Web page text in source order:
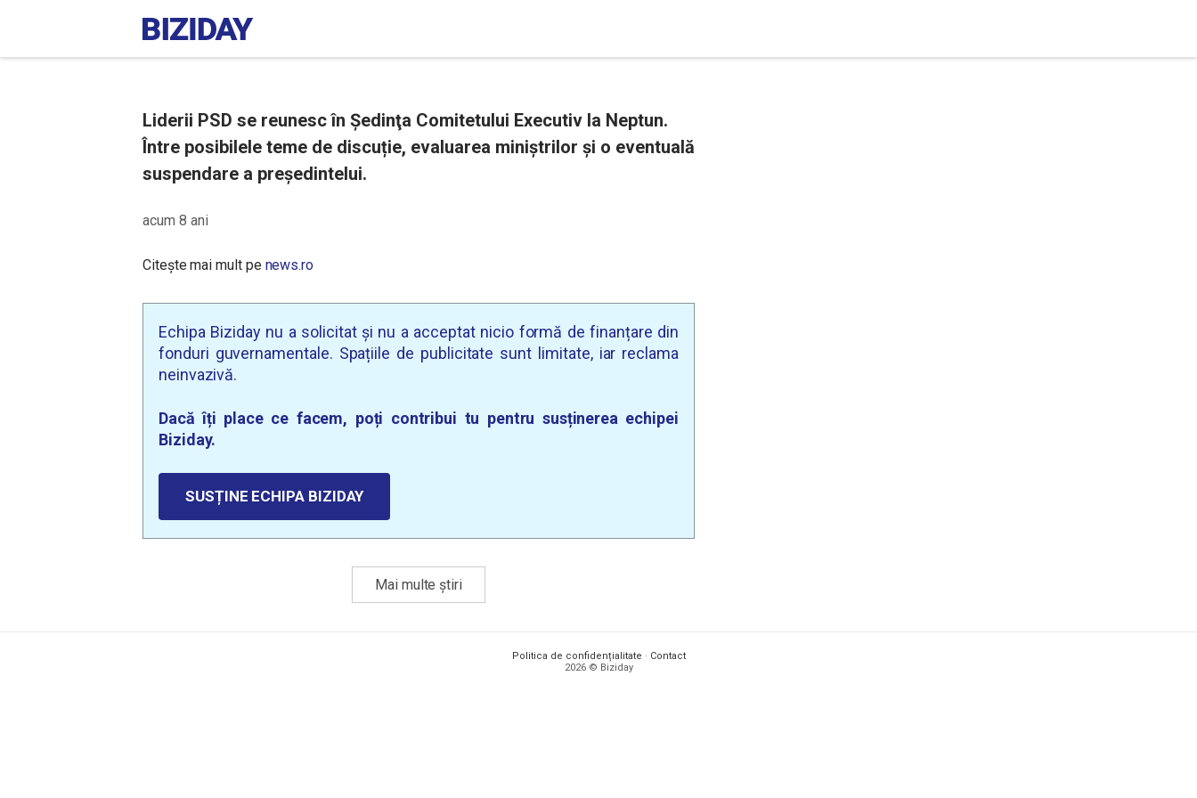
Liderii PSD se reunesc în Şedinţa Comitetului Executiv la Neptun.
Între posibilele teme de discuție, evaluarea miniştrilor și o eventuală
suspendare a preşedintelui.
acum 8 ani
Citește mai mult pe news.ro
Echipa Biziday nu a solicitat și nu a acceptat nicio formă de finanțare din
fonduri guvernamentale. Spațiile de publicitate sunt limitate, iar reclama
neinvazivă.
Dacă îți place ce facem, poți contribui tu pentru susținerea echipei
Biziday.
SUSȚINE ECHIPA BIZIDAY
Mai multe știri
Politica de confidențialitate · Contact
2026 © Biziday